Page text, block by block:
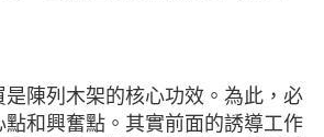
陳列木架的核心功效。為此，必
點和興奮點。其實前面的誘導工作